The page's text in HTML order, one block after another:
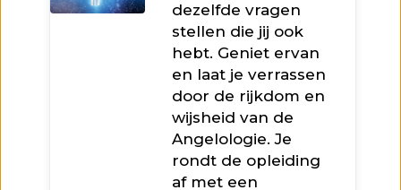
dezelfde vragen
stellen die jij ook
hebt. Geniet ervan
en laat je verrassen
door de rijkdom en
wijsheid van de
Angelologie. Je
rondt de opleiding
af met een